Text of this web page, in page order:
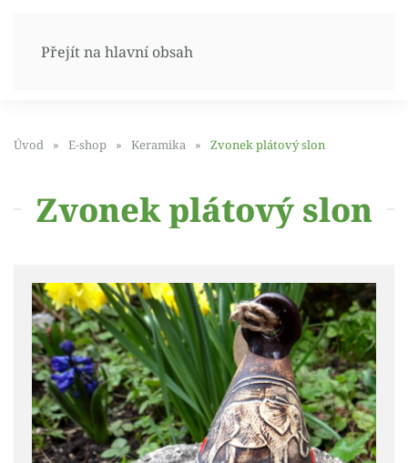
Přejít na hlavní obsah
Úvod E-shop Keramika Zvonek plátový slon
Zvonek plátový slon